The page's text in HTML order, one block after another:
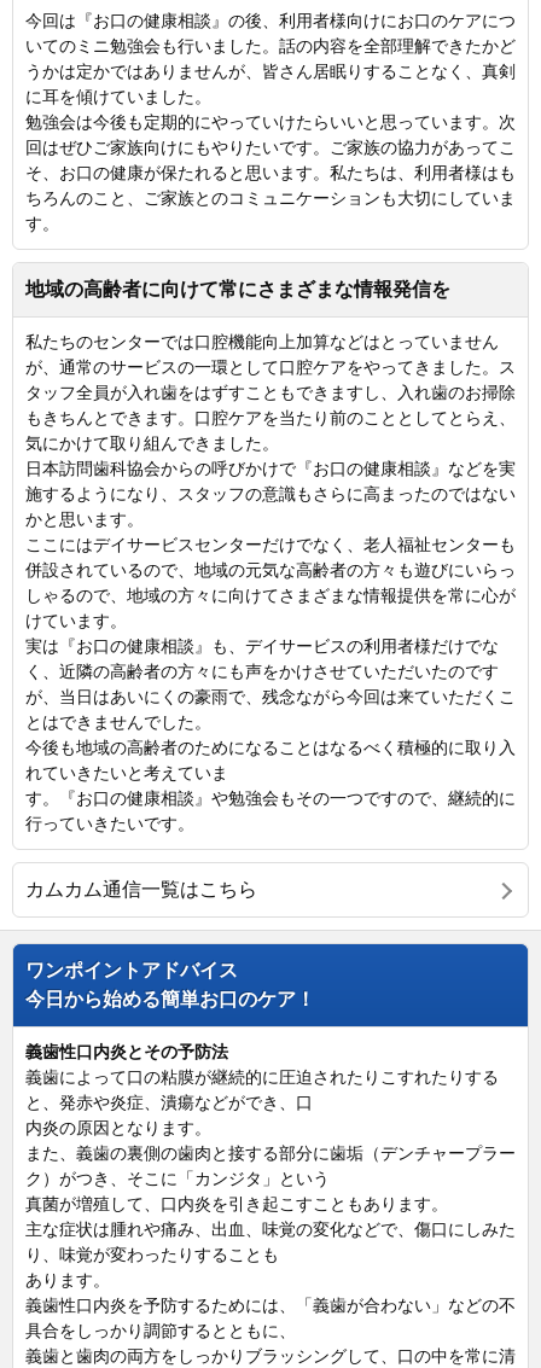
今回は『お口の健康相談』の後、利用者様向けにお口のケアにつ
いてのミニ勉強会も行いました。話の内容を全部理解できたかど
うかは定かではありませんが、皆さん居眠りすることなく、真剣
に耳を傾けていました。
勉強会は今後も定期的にやっていけたらいいと思っています。次
回はぜひご家族向けにもやりたいです。ご家族の協力があってこ
そ、お口の健康が保たれると思います。私たちは、利用者様はも
ちろんのこと、ご家族とのコミュニケーションも大切にしていま
す。
地域の高齢者に向けて常にさまざまな情報発信を
私たちのセンターでは口腔機能向上加算などはとっていません
が、通常のサービスの一環として口腔ケアをやってきました。ス
タッフ全員が入れ歯をはずすこともできますし、入れ歯のお掃除
もきちんとできます。口腔ケアを当たり前のこととしてとらえ、
気にかけて取り組んできました。
日本訪問歯科協会からの呼びかけで『お口の健康相談』などを実
施するようになり、スタッフの意識もさらに高まったのではない
かと思います。
ここにはデイサービスセンターだけでなく、老人福祉センターも
併設されているので、地域の元気な高齢者の方々も遊びにいらっ
しゃるので、地域の方々に向けてさまざまな情報提供を常に心が
けています。
実は『お口の健康相談』も、デイサービスの利用者様だけでな
く、近隣の高齢者の方々にも声をかけさせていただいたのです
が、当日はあいにくの豪雨で、残念ながら今回は来ていただくこ
とはできませんでした。
今後も地域の高齢者のためになることはなるべく積極的に取り入
れていきたいと考えていま
す。『お口の健康相談』や勉強会もその一つですので、継続的に
行っていきたいです。
カムカム通信一覧はこちら
ワンポイントアドバイス
今日から始める簡単お口のケア！
義歯性口内炎とその予防法
義歯によって口の粘膜が継続的に圧迫されたりこすれたりする
と、発赤や炎症、潰瘍などができ、口
内炎の原因となります。
また、義歯の裏側の歯肉と接する部分に歯垢（デンチャープラー
ク）がつき、そこに「カンジタ」という
真菌が増殖して、口内炎を引き起こすこともあります。
主な症状は腫れや痛み、出血、味覚の変化などで、傷口にしみた
り、味覚が変わったりすることも
あります。
義歯性口内炎を予防するためには、「義歯が合わない」などの不
具合をしっかり調節するとともに、
義歯と歯肉の両方をしっかりブラッシングして、口の中を常に清